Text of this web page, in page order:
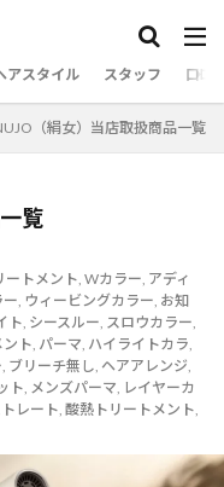
アスタイル スタッフ 口コ
（絹女）当店取扱商品一覧
覧
ートメント, Wカラー, アディ
, ウィービングカラー, お知
ト, シースルー, スロウカラー,
ント, パーマ, ハイライトカラ,
, ブリーチ無し, ヘアアレンジ,
ト, メンズパーマ, レイヤーカ
レート, 酸熱トリートメント,
三条河原町
レイヤーカット
マ
メンズカット